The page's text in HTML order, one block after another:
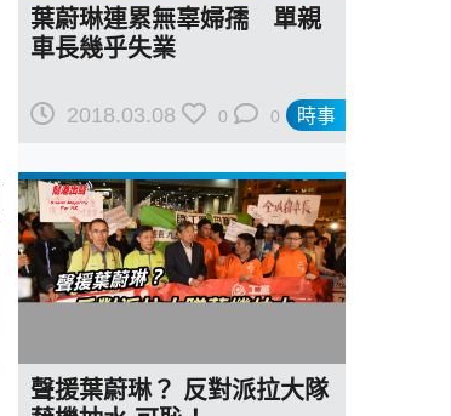
時事
葉蔚琳連累無辜婦孺 單親
車長幾乎失業
2018.03.08 0 0
聲援葉蔚琳？ 反對派拉大隊